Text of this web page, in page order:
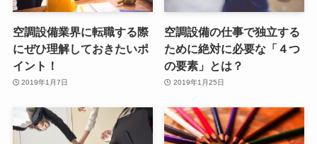
空調設備業界に転職する際
にぜひ理解しておきたいポ
イント！
2019年1月7日
空調設備の仕事で独立する
ために絶対に必要な「４つ
の要素」とは？
2019年1月25日